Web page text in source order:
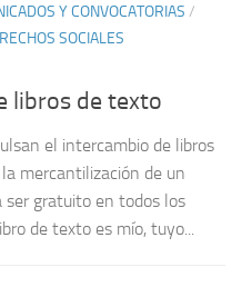
Y CONVOCATORIAS /
SOCIALES
libros de texto
el intercambio de libros
mercantilización de un
ser gratuito en todos los
de texto es mío, tuyo...